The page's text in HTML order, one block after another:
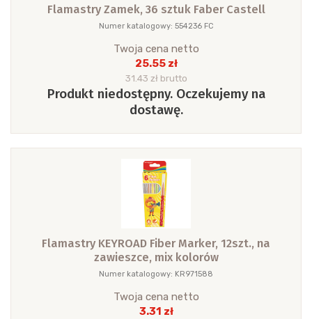
Flamastry Zamek, 36 sztuk Faber Castell
Numer katalogowy: 554236 FC
Twoja cena netto
25.55 zł
31.43 zł brutto
Produkt niedostępny. Oczekujemy na
dostawę.
Flamastry KEYROAD Fiber Marker, 12szt., na
zawieszce, mix kolorów
Numer katalogowy: KR971588
Twoja cena netto
3.31 zł